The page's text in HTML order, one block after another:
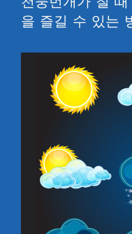
을 즐길 수 있는